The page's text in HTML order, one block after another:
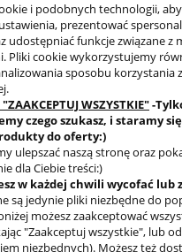
4,90 zł
do koszyka
i podobnych technologii, aby
prezentować
udostępniać funkcje związane z
Pliki cookie wykorzystujemy
sposobu korzystania
"ZAAKCEPTUJ WSZYSTKIE"-
czego szukasz, i staramy się
do oferty:)
ulepszać naszą stronę oraz
dla Ciebie treści:)
w każdej chwili wycofać lub
są jedynie pliki niezbędne do
możesz zaakceptować
"Zaakceptuj wszystkie", lub
niezbędnych). Możesz też